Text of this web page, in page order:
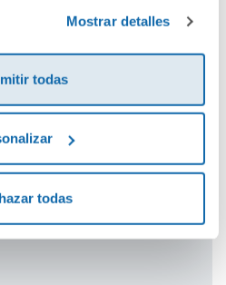
Mostrar detalles
todas
todas
tu opinión
iniciar sesión para poder valorarlo